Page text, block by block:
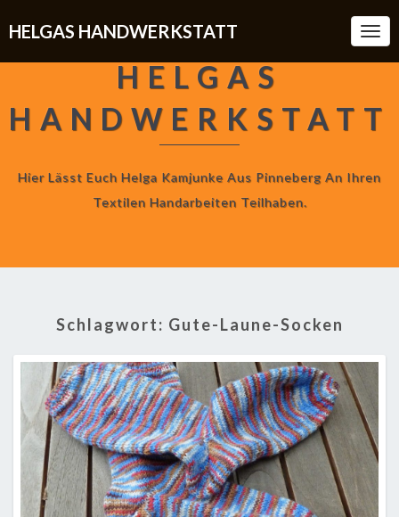
HELGAS HANDWERKSTATT
HELGAS
HANDWERKSTATT
Hier Lässt Euch Helga Kamjunke Aus Pinneberg An Ihren
Textilen Handarbeiten Teilhaben.
Schlagwort: Gute-Laune-Socken